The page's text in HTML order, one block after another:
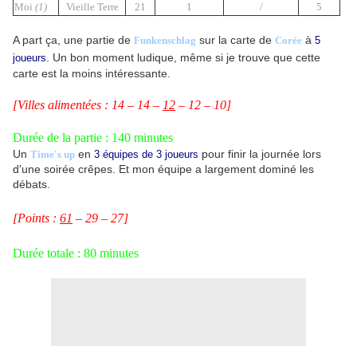
Moi (1) Vieille Terre 21 1 / 5
A part ça, une partie de Funkenschlag sur la carte de Corée à 5
joueurs . Un bon moment ludique, même si je trouve que cette
carte est la moins intéressante.
[Villes alimentées : 14 – 14 – 12 – 12 – 10]
Durée de la partie : 140 minutes
Un Time's up en 3 équipes de 3 joueurs pour finir la journée lors
d'une soirée crêpes. Et mon équipe a largement dominé les
débats.
[Points : 61 – 29 – 27]
Durée totale : 80 minutes